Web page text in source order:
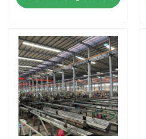
Videos
Ongeveer ons